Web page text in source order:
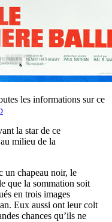
les informations sur ce
la star de ce
milieu de la
un chapeau noir, le
que la sommation soit
en trois images
Eux aussi ont leur colt
chances qu’ils ne